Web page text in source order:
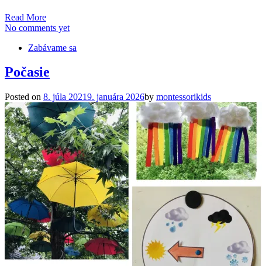
Read More
No comments yet
Zabávame sa
Počasie
Posted on 8. júla 20219. januára 2026by montessorikids